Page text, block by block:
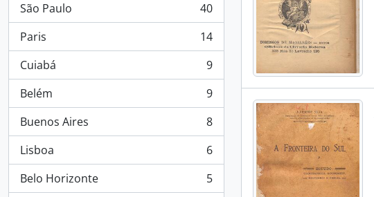
São Paulo
, 40 resultados
40
Paris
, 14 resultados
14
Cuiabá
, 9 resultados
9
Belém
, 9 resultados
9
Buenos Aires
, 8 resultados
8
Lisboa
, 6 resultados
6
Belo Horizonte
, 5 resultados
5